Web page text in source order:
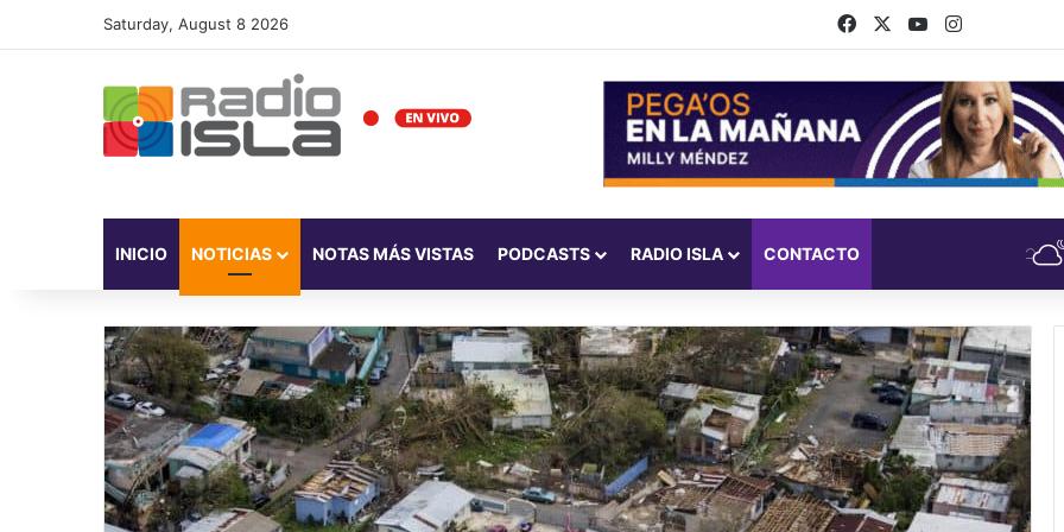
Saturday, August 8 2026 FacebookYouTubeInstagram
INICIO NOTICIAS NOTAS MÁS VISTAS PODCASTS RADIO ISLA CONTACTO